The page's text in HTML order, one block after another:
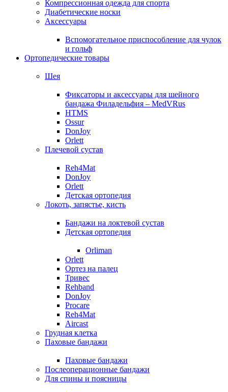
Компрессионная одежда для спорта
Диабетические носки
Аксессуары
Вспомогательное приспособление для чулок
и гольф
Ортопедические товары
Шея
Фиксаторы и аксессуары для шейного
бандажа Филадельфия – MedVRus
HTMS
Ossur
DonJoy
Orlett
Плечевой сустав
Reh4Mat
DonJoy
Orlett
Детская ортопедия
Локоть, запястье, кисть
Бандажи на локтевой сустав
Детская ортопедия
Orliman
Orlett
Ортез на палец
Тривес
Rehband
DonJoy
Procare
Reh4Mat
Aircast
Грудная клетка
Паховые бандажи
Паховые бандажи
Послеоперационные бандажи
Для спины и поясницы